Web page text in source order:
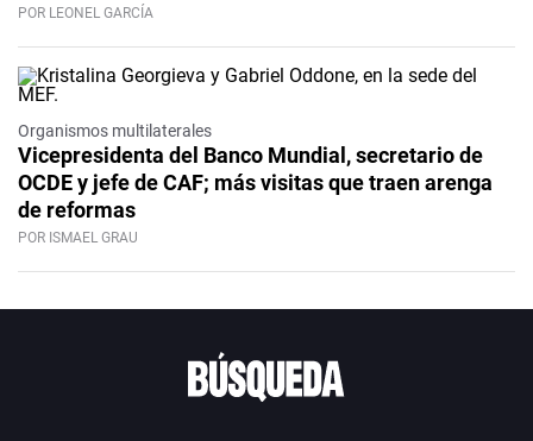
POR LEONEL GARCÍA
Organismos multilaterales
Vicepresidenta del Banco Mundial, secretario de
OCDE y jefe de CAF; más visitas que traen arenga
de reformas
POR ISMAEL GRAU